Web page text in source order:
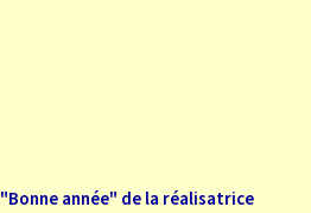
"Bonne année" de la réalisatrice